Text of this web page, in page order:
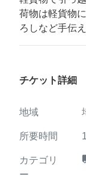
荷物は軽貨物
ろしなど手伝
チケット詳細
地域
所要時間
カテゴリ
ー